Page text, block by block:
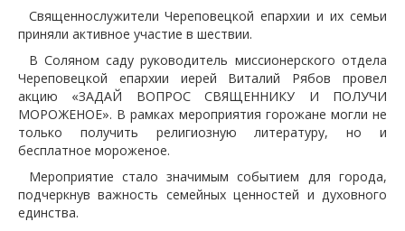
Священнослужители Череповецкой епархии и их семьи
приняли активное участие в шествии.
В Соляном саду руководитель миссионерского отдела
Череповецкой епархии иерей Виталий Рябов провел
акцию «ЗАДАЙ ВОПРОС СВЯЩЕННИКУ И ПОЛУЧИ
МОРОЖЕНОЕ». В рамках мероприятия горожане могли не
только получить религиозную литературу, но и
бесплатное мороженое.
Мероприятие стало значимым событием для города,
подчеркнув важность семейных ценностей и духовного
единства.